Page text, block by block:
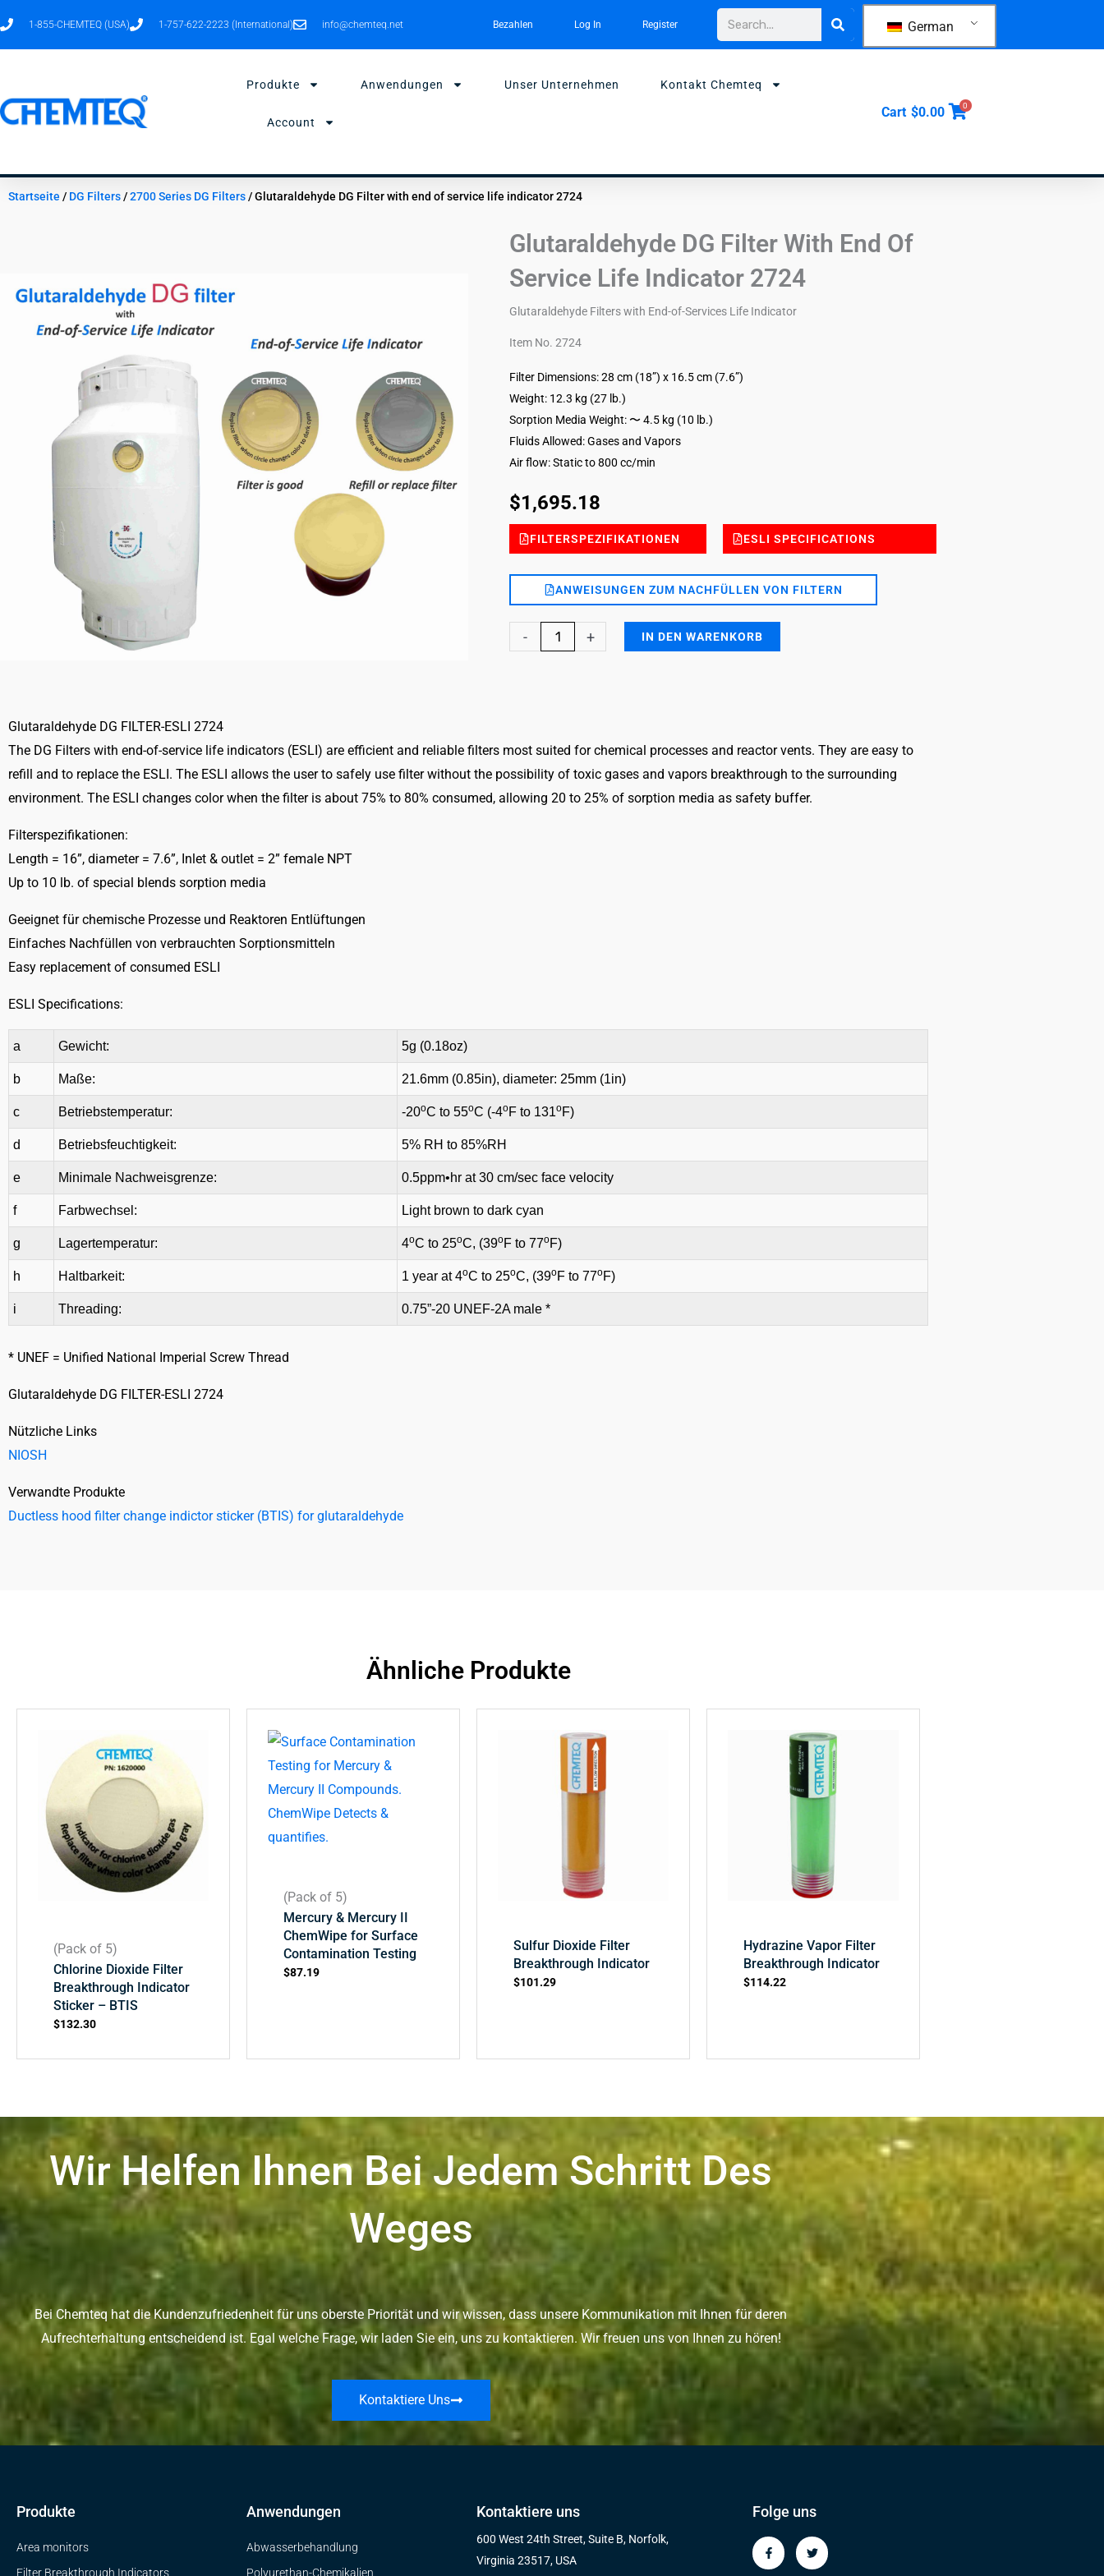
Inhalt
1-855-CHEMTEQ (USA) 1-757-622-2223 (International) info@chemteq.net Bezahlen Log In Register Suche German
Produkte Anwendungen Unser Unternehmen Kontakt Chemteq
Account
Cart $0.00 0
Startseite / DG Filters/2700 Series DG Filters/ Glutaraldehyde DG Filter with end of service life indicator 2724
Glutaraldehyde DG Filter With End Of
Service Life Indicator 2724
Glutaraldehyde Filters with End-of-Services Life Indicator
Item No. 2724
Filter Dimensions: 28 cm (18”) x 16.5 cm (7.6”)
Weight: 12.3 kg (27 lb.)
Sorption Media Weight: 〜 4.5 kg (10 lb.)
Fluids Allowed: Gases and Vapors
Air flow: Static to 800 cc/min
$1,695.18
FILTERSPEZIFIKATIONEN ESLI SPECIFICATIONS
ANWEISUNGEN ZUM NACHFÜLLEN VON FILTERN
-
Glutaraldehyde
of
service
life
+ IN DEN WARENKORB
Glutaraldehyde DG FILTER-ESLI 2724
The DG Filters with end-of-service life indicators (ESLI) are efficient and reliable filters most suited for chemical processes and reactor vents. They are easy to
refill and to replace the ESLI. The ESLI allows the user to safely use filter without the possibility of toxic gases and vapors breakthrough to the surrounding
environment. The ESLI changes color when the filter is about 75% to 80% consumed, allowing 20 to 25% of sorption media as safety buffer.
Filterspezifikationen:
Length = 16”, diameter = 7.6”, Inlet & outlet = 2” female NPT
Up to 10 lb. of special blends sorption media
Geeignet für chemische Prozesse und Reaktoren Entlüftungen
Einfaches Nachfüllen von verbrauchten Sorptionsmitteln
Easy replacement of consumed ESLI
ESLI Specifications:
a Gewicht: 5g (0.18oz)
b Maße: 21.6mm (0.85in), diameter: 25mm (1in)
c Betriebstemperatur: -20oC to 55oC (-4oF to 131oF)
d Betriebsfeuchtigkeit: 5% RH to 85%RH
e Minimale Nachweisgrenze: 0.5ppm•hr at 30 cm/sec face velocity
f Farbwechsel: Light brown to dark cyan
g Lagertemperatur: 4oC to 25oC, (39oF to 77oF)
h Haltbarkeit: 1 year at 4oC to 25oC, (39oF to 77oF)
i Threading: 0.75”-20 UNEF-2A male *
* UNEF = Unified National Imperial Screw Thread
Glutaraldehyde DG FILTER-ESLI 2724
Nützliche Links
NIOSH
Verwandte Produkte
Ductless hood filter change indictor sticker (BTIS) for glutaraldehyde
Ähnliche Produkte
(Pack of 5)
Chlorine Dioxide Filter
Breakthrough Indicator
Sticker – BTIS
$132.30
(Pack of 5)
Mercury & Mercury II
ChemWipe for Surface
Contamination Testing
$87.19
Sulfur Dioxide Filter
Breakthrough Indicator
$101.29
Hydrazine Vapor Filter
Breakthrough Indicator
$114.22
Wir Helfen Ihnen Bei Jedem Schritt Des
Weges
Bei Chemteq hat die Kundenzufriedenheit für uns oberste Priorität und wir wissen, dass unsere Kommunikation mit Ihnen für deren
Aufrechterhaltung entscheidend ist. Egal welche Frage, wir laden Sie ein, uns zu kontaktieren. Wir freuen uns von Ihnen zu hören!
Kontaktiere Uns
Produkte
Area monitors
Filter Breakthrough Indicators
Anwendungen
Abwasserbehandlung
Polyurethan-Chemikalien
Kontaktiere uns
600 West 24th Street, Suite B, Norfolk,
Virginia 23517, USA
Folge uns
F
a
T
w